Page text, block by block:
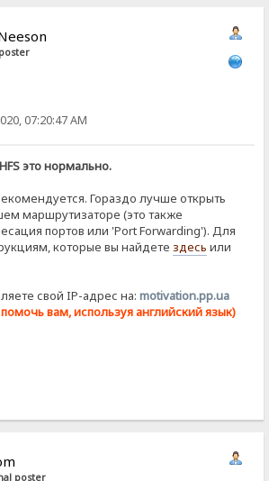
07:20:47 AM
это нормально.
Гораздо лучше открыть
маршрутизаторе (это также
портов или 'Port Forwarding'). Для
которые вы найдетездесь или
свой IP-адрес на:motivation.pp.ua
вам, используя английский язык)
poster